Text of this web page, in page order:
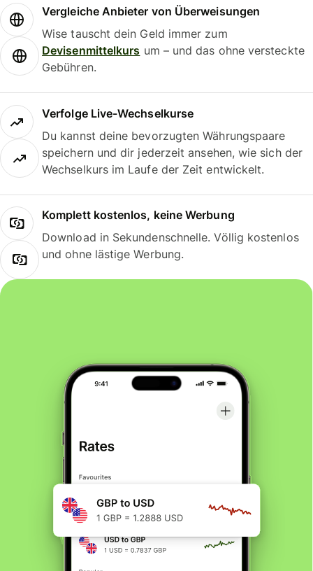
Vergleiche Anbieter von Überweisungen
Wise tauscht dein Geld immer zum
Devisenmittelkurs um – und das ohne versteckte
Gebühren.
Verfolge Live-Wechselkurse
Du kannst deine bevorzugten Währungspaare
speichern und dir jederzeit ansehen, wie sich der
Wechselkurs im Laufe der Zeit entwickelt.
Komplett kostenlos, keine Werbung
Download in Sekundenschnelle. Völlig kostenlos
und ohne lästige Werbung.